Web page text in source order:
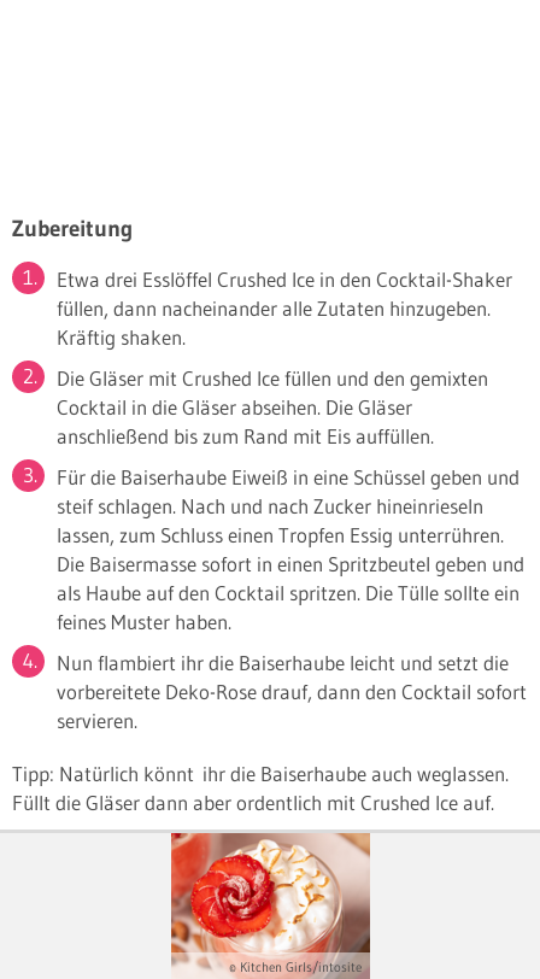
Zubereitung
Etwa drei Esslöffel Crushed Ice in den Cocktail-Shaker
füllen, dann nacheinander alle Zutaten hinzugeben.
Kräftig shaken.
Die Gläser mit Crushed Ice füllen und den gemixten
Cocktail in die Gläser abseihen. Die Gläser
anschließend bis zum Rand mit Eis auffüllen.
Für die Baiserhaube Eiweiß in eine Schüssel geben und
steif schlagen. Nach und nach Zucker hineinrieseln
lassen, zum Schluss einen Tropfen Essig unterrühren.
Die Baisermasse sofort in einen Spritzbeutel geben und
als Haube auf den Cocktail spritzen. Die Tülle sollte ein
feines Muster haben.
Nun flambiert ihr die Baiserhaube leicht und setzt die
vorbereitete Deko-Rose drauf, dann den Cocktail sofort
servieren.
Tipp: Natürlich könnt ihr die Baiserhaube auch weglassen.
Füllt die Gläser dann aber ordentlich mit Crushed Ice auf.
© Kitchen Girls/intosite